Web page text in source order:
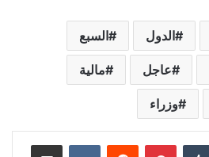
الدول السبع
عاجل مالية
وزراء
بينتيريست